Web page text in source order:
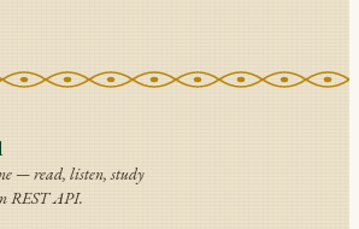
— read, listen, study
REST API.